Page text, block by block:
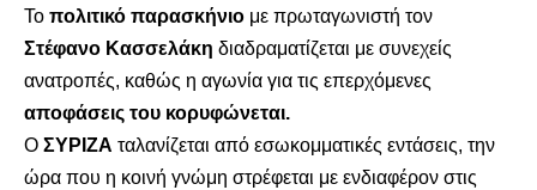
Το πολιτικό παρασκήνιο με πρωταγωνιστή τον
Στέφανο Κασσελάκη διαδραματίζεται με συνεχείς
ανατροπές, καθώς η αγωνία για τις επερχόμενες
αποφάσεις του κορυφώνεται.
Ο ΣΥΡΙΖΑ ταλανίζεται από εσωκομματικές εντάσεις, την
ώρα που η κοινή γνώμη στρέφεται με ενδιαφέρον στις